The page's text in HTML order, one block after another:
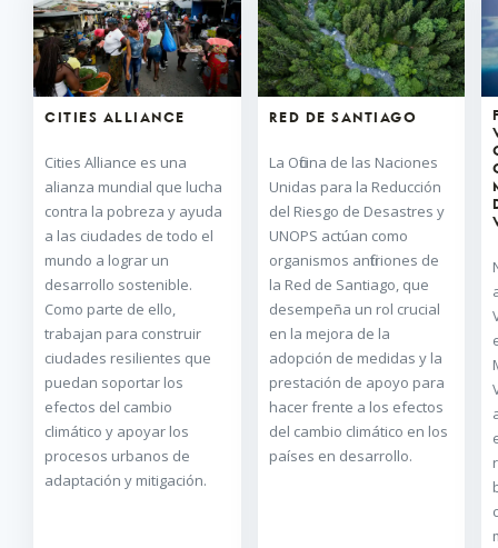
CITIES ALLIANCE
Cities Alliance es una
alianza mundial que lucha
contra la pobreza y ayuda
a las ciudades de todo el
mundo a lograr un
desarrollo sostenible.
Como parte de ello,
trabajan para construir
ciudades resilientes que
puedan soportar los
efectos del cambio
climático y apoyar los
procesos urbanos de
adaptación y mitigación.
RED DE SANTIAGO
La Oficina de las Naciones
Unidas para la Reducción
del Riesgo de Desastres y
UNOPS actúan como
organismos anfitriones de
la Red de Santiago, que
desempeña un rol crucial
en la mejora de la
adopción de medidas y la
prestación de apoyo para
hacer frente a los efectos
del cambio climático en los
países en desarrollo.